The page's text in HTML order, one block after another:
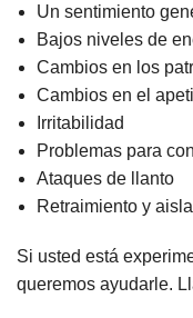
Un sentimiento
Bajos niveles de
Cambios en los
Cambios en el
Irritabilidad
Problemas para
Ataques de llanto
Retraimiento y
Si usted está
queremos ayudarle.